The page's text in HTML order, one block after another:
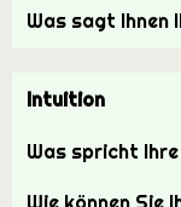
Was spricht Ihre
Wie können Sie